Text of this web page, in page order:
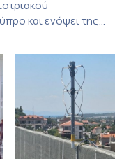
και ενόψει της
του Τμήματος
τον Σεπτέμβριο
και
Ηρειώτης, και ο